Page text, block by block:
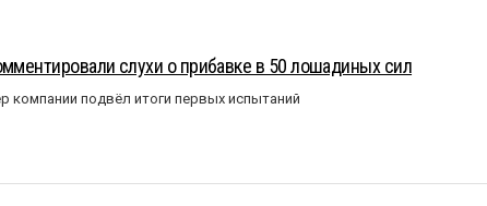
слухи о прибавке в 50 лошадиных сил
компании подвёл итоги первых испытаний